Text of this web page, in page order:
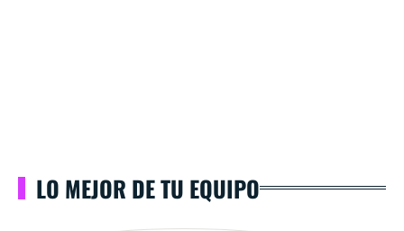
LO MEJOR DE TU EQUIPO